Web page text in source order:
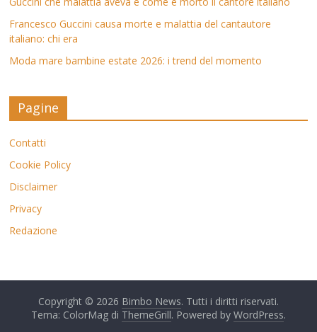
Francesco Guccini causa morte e malattia del cantautore
italiano: chi era
Moda mare bambine estate 2026: i trend del momento
Pagine
Contatti
Cookie Policy
Disclaimer
Privacy
Redazione
Copyright © 2026 Bimbo News. Tutti i diritti riservati.
Tema: ColorMag di ThemeGrill. Powered by WordPress.